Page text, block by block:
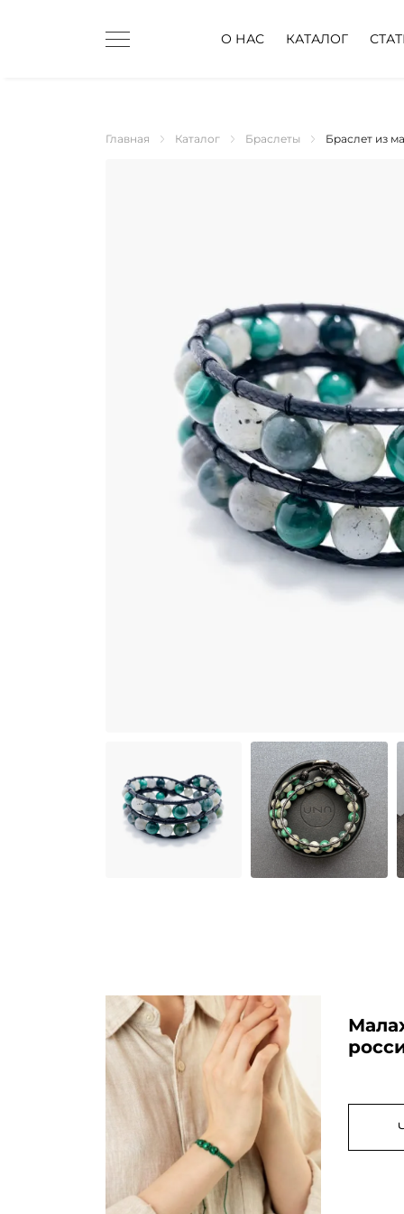
О НАС КАТАЛОГ
Главная Каталог Браслеты Браслет из